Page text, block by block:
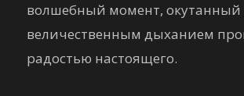
волшебный момент, окутанный
величественным дыханием
радостью настоящего.